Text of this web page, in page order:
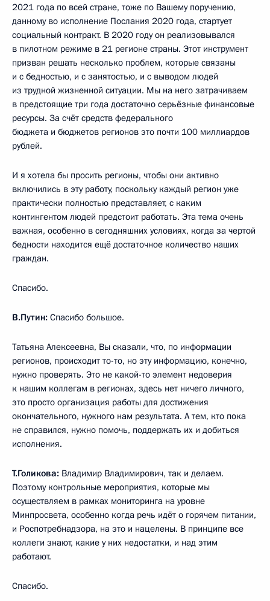
2021 года по всей стране, тоже по Вашему поручению,
данному во исполнение Послания 2020 года, стартует
социальный контракт. В 2020 году он реализовывался
в пилотном режиме в 21 регионе страны. Этот инструмент
призван решать несколько проблем, которые связаны
и с бедностью, и с занятостью, и с выводом людей
из трудной жизненной ситуации. Мы на него затрачиваем
в предстоящие три года достаточно серьёзные финансовые
ресурсы. За счёт средств федерального
бюджета и бюджетов регионов это почти 100 миллиардов
рублей.
И я хотела бы просить регионы, чтобы они активно
включились в эту работу, поскольку каждый регион уже
практически полностью представляет, с каким
контингентом людей предстоит работать. Эта тема очень
важная, особенно в сегодняшних условиях, когда за чертой
бедности находится ещё достаточное количество наших
граждан.
Спасибо.
В.Путин: Спасибо большое.
Татьяна Алексеевна, Вы сказали, что, по информации
регионов, происходит то-то, но эту информацию, конечно,
нужно проверять. Это не какой-то элемент недоверия
к нашим коллегам в регионах, здесь нет ничего личного,
это просто организация работы для достижения
окончательного, нужного нам результата. А тем, кто пока
не справился, нужно помочь, поддержать их и добиться
исполнения.
Т.Голикова: Владимир Владимирович, так и делаем.
Поэтому контрольные мероприятия, которые мы
осуществляем в рамках мониторинга на уровне
Минпросвета, особенно когда речь идёт о горячем питании,
и Роспотребнадзора, на это и нацелены. В принципе все
коллеги знают, какие у них недостатки, и над этим
работают.
Спасибо.